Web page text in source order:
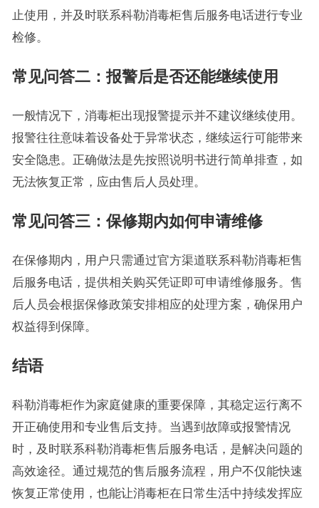
止使用，并及时联系科勒消毒柜售后服务电话进行专业
检修。
常见问答二：报警后是否还能继续使用
一般情况下，消毒柜出现报警提示并不建议继续使用。
报警往往意味着设备处于异常状态，继续运行可能带来
安全隐患。正确做法是先按照说明书进行简单排查，如
无法恢复正常，应由售后人员处理。
常见问答三：保修期内如何申请维修
在保修期内，用户只需通过官方渠道联系科勒消毒柜售
后服务电话，提供相关购买凭证即可申请维修服务。售
后人员会根据保修政策安排相应的处理方案，确保用户
权益得到保障。
结语
科勒消毒柜作为家庭健康的重要保障，其稳定运行离不
开正确使用和专业售后支持。当遇到故障或报警情况
时，及时联系科勒消毒柜售后服务电话，是解决问题的
高效途径。通过规范的售后服务流程，用户不仅能快速
恢复正常使用，也能让消毒柜在日常生活中持续发挥应